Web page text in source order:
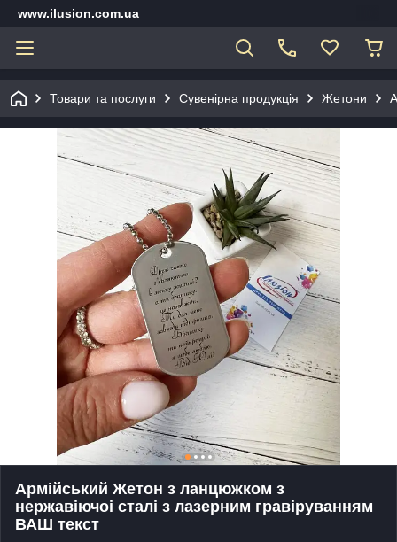
www.ilusion.com.ua
Товари та послуги Сувенірна продукція Жетони
Армійський Жетон з ланцюжком з
нержавіючоі сталі з лазерним гравіруванням
ВАШ текст